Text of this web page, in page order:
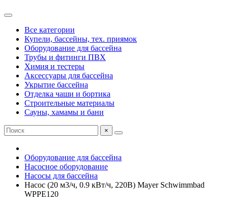
Все категории
Купели, бассейны, тех. приямок
Оборудование для бассейна
Трубы и фитинги ПВХ
Химия и тестеры
Аксессуары для бассейна
Укрытие бассейна
Отделка чаши и бортика
Строительные материалы
Сауны, хамамы и бани
×
Оборудование для бассейна
Насосное оборудование
Насосы для бассейна
Насос (20 м3/ч, 0.9 кВт/ч, 220В) Mayer Schwimmbad
WPPE120